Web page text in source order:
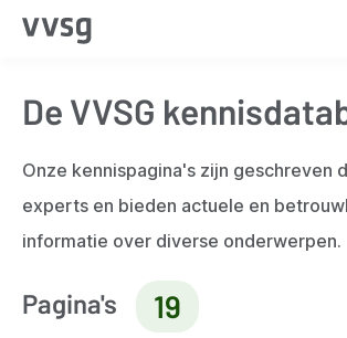
Overslaan
gaan
De VVSG
Onze kennispagina's zijn geschreven
experts en bieden actuele en
informatie over diverse onderwerpen.
Pagina's 19